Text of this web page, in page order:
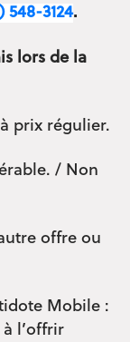
548-3124.
lors de la
prix régulier.
/ Non
offre ou
Mobile :
l’offrir